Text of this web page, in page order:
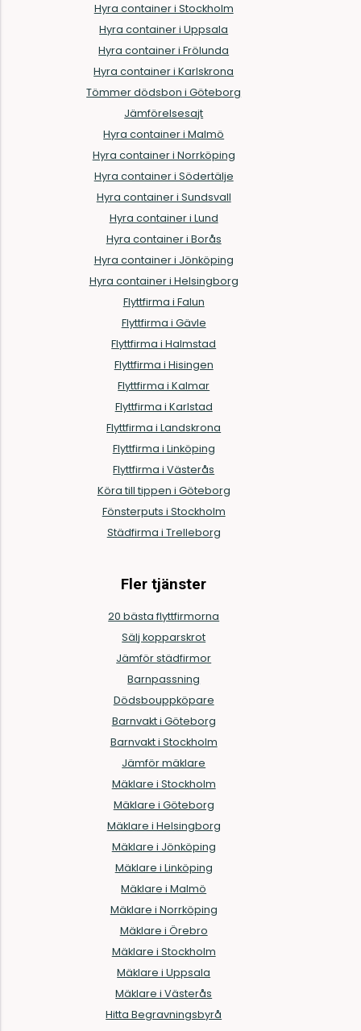
Hyra container i Stockholm
Hyra container i Uppsala
Hyra container i Frölunda
Hyra container i Karlskrona
Tömmer dödsbon i Göteborg
Jämförelsesajt
Hyra container i Malmö
Hyra container i Norrköping
Hyra container i Södertälje
Hyra container i Sundsvall
Hyra container i Lund
Hyra container i Borås
Hyra container i Jönköping
Hyra container i Helsingborg
Flyttfirma i Falun
Flyttfirma i Gävle
Flyttfirma i Halmstad
Flyttfirma i Hisingen
Flyttfirma i Kalmar
Flyttfirma i Karlstad
Flyttfirma i Landskrona
Flyttfirma i Linköping
Flyttfirma i Västerås
Köra till tippen i Göteborg
Fönsterputs i Stockholm
Städfirma i Trelleborg
Fler tjänster
20 bästa flyttfirmorna
Sälj kopparskrot
Jämför städfirmor
Barnpassning
Dödsbouppköpare
Barnvakt i Göteborg
Barnvakt i Stockholm
Jämför mäklare
Mäklare i Stockholm
Mäklare i Göteborg
Mäklare i Helsingborg
Mäklare i Jönköping
Mäklare i Linköping
Mäklare i Malmö
Mäklare i Norrköping
Mäklare i Örebro
Mäklare i Stockholm
Mäklare i Uppsala
Mäklare i Västerås
Hitta Begravningsbyrå